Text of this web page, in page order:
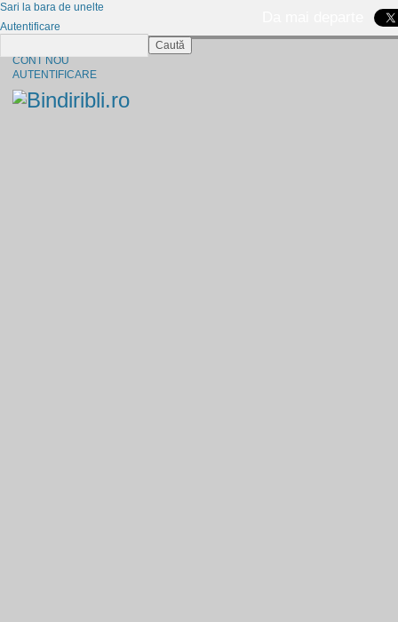
CONT NOU
AUTENTIFICARE
Sari la bara de unelte
Autentificare
Caută